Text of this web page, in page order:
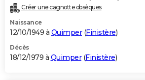
Créer une cagnotte obsèques
Naissance
12/10/1949 à Quimper(Finistère)
Décès
18/12/1979 à Quimper(Finistère)